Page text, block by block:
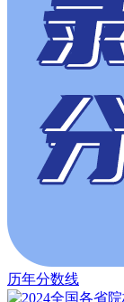
历年分数线